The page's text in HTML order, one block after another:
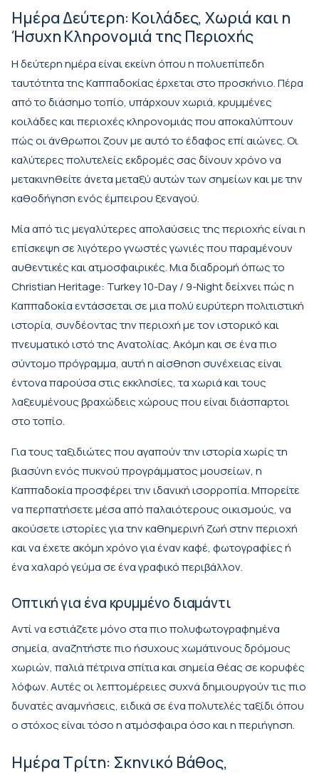
Ημέρα Δεύτερη: Κοιλάδες, Χωριά και η
Ήσυχη Κληρονομιά της Περιοχής
Η δεύτερη ημέρα είναι εκείνη όπου η πολυεπίπεδη
ταυτότητα της Καππαδοκίας έρχεται στο προσκήνιο. Πέρα
από το διάσημο τοπίο, υπάρχουν χωριά, κρυμμένες
κοιλάδες και περιοχές κληρονομιάς που αποκαλύπτουν
πώς οι άνθρωποι ζουν με αυτό το έδαφος επί αιώνες. Οι
καλύτερες πολυτελείς εκδρομές σας δίνουν χρόνο να
μετακινηθείτε άνετα μεταξύ αυτών των σημείων και με την
καθοδήγηση ενός έμπειρου ξεναγού.
Μία από τις μεγαλύτερες απολαύσεις της περιοχής είναι η
επίσκεψη σε λιγότερο γνωστές γωνιές που παραμένουν
αυθεντικές και ατμοσφαιρικές. Μια διαδρομή όπως το
Christian Heritage: Turkey 10-Day / 9-Nightδείχνει πώς η
Καππαδοκία εντάσσεται σε μια πολύ ευρύτερη πολιτιστική
ιστορία, συνδέοντας την περιοχή με τον ιστορικό και
πνευματικό ιστό της Ανατολίας. Ακόμη και σε ένα πιο
σύντομο πρόγραμμα, αυτή η αίσθηση συνέχειας είναι
έντονα παρούσα στις εκκλησίες, τα χωριά και τους
λαξευμένους βραχώδεις χώρους που είναι διάσπαρτοι
στο τοπίο.
Για τους ταξιδιώτες που αγαπούν την ιστορία χωρίς τη
βιασύνη ενός πυκνού προγράμματος μουσείων, η
Καππαδοκία προσφέρει την ιδανική ισορροπία. Μπορείτε
να περπατήσετε μέσα από παλαιότερους οικισμούς, να
ακούσετε ιστορίες για την καθημερινή ζωή στην περιοχή
και να έχετε ακόμη χρόνο για έναν καφέ, φωτογραφίες ή
ένα χαλαρό γεύμα σε ένα γραφικό περιβάλλον.
Οπτική για ένα κρυμμένο διαμάντι
Αντί να εστιάζετε μόνο στα πιο πολυφωτογραφημένα
σημεία, αναζητήστε πιο ήσυχους χωμάτινους δρόμους
χωριών, παλιά πέτρινα σπίτια και σημεία θέας σε κορυφές
λόφων. Αυτές οι λεπτομέρειες συχνά δημιουργούν τις πιο
δυνατές αναμνήσεις, ειδικά σε ένα πολυτελές ταξίδι όπου
ο στόχος είναι τόσο η ατμόσφαιρα όσο και η περιήγηση.
Ημέρα Τρίτη: Σκηνικό Βάθος,